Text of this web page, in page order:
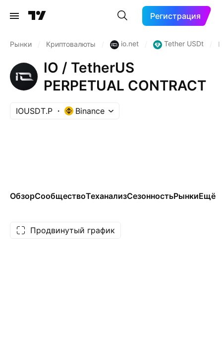
Регистрация
Рынки Криптовалюты io.net Tether USDt
IO / TetherUS
PERPETUAL CONTRACT
IOUSDT.P Binance
ОбзорСообществоТеханализСезонностьРынкиЕщё
Продвинутый график